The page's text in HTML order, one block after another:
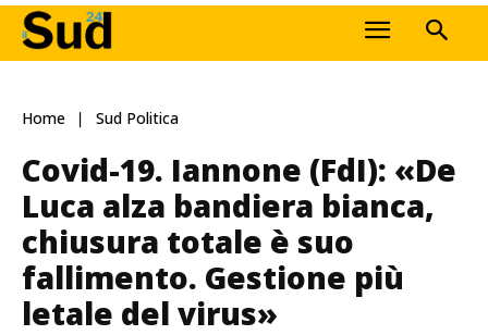
Home Sud Politica
Covid-19. Iannone (FdI): «De
Luca alza bandiera bianca,
chiusura totale è suo
fallimento. Gestione più
letale del virus»